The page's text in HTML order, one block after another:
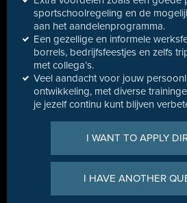
sportschoolregeling en de
aan het aandelenprogramma.
Een gezellige en informele
borrels, bedrijfsfeestjes en zelfs
met collega’s.
Veel aandacht voor jouw
ontwikkeling, met diverse
je jezelf continu kunt blijven
I WANT TO APPLY
I HAVE ANOTHER